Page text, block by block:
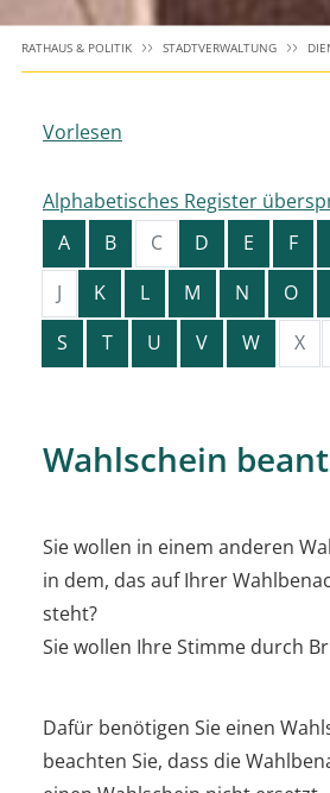
RATHAUS & POLITIK STADTVERWALTUNG
Vorlesen
Alphabetisches Register
A
B C D E F
J
K L M N O
S
T U V W X
Wahlschein
Sie wollen in einem anderen
in dem, das auf Ihrer
steht?
Sie wollen Ihre Stimme durch
Dafür benötigen Sie einen
beachten Sie, dass die